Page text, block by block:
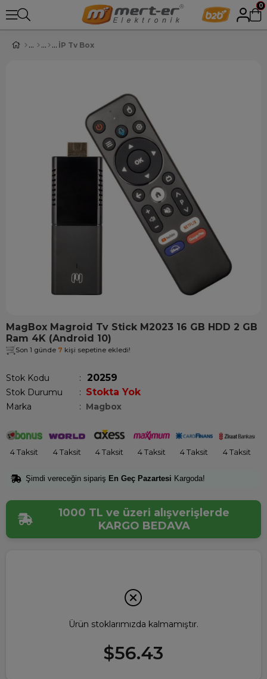
0
İP Tv Box
MagBox Magroid Tv Stick M2023 16 GB HDD 2 GB
Ram 4K (Android 10)
Son 1 günde 7 kişi sepetine ekledi!
Stok Kodu 20259
Stok Durumu : Stokta Yok
Marka : Magbox
4 Taksit 4 Taksit 4 Taksit 4 Taksit 4 Taksit 4 Taksit
Şimdi vereceğin sipariş En Geç Pazartesi Kargoda!
1000 TL ve üzeri alışverişlerde
KARGO BEDAVA
Ürün stoklarımızda kalmamıştır.
$56.43